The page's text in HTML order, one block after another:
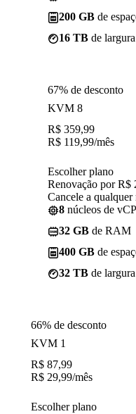
200 GB de
16 TB de
67% de desconto
KVM 8
R$ 359,99
R$ 119,99/mês
Escolher plano
Renovação por R$
Cancele a qualquer
8 núcleos de
32 GB de RAM
400 GB de
32 TB de
66% de desconto
KVM 1
R$ 87,99
R$ 29,99/mês
Escolher plano